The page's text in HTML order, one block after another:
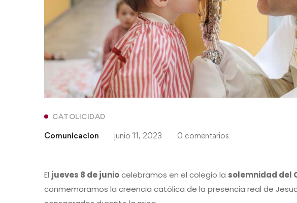
CATOLICIDAD
Comunicacion junio 11, 2023 0 comentarios
El jueves 8 de juniocelebramos en el colegio la solemnidad del
conmemoramos la creencia católica de la presencia real de